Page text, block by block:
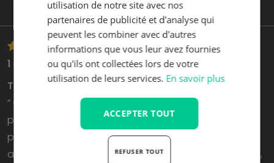
1 avril 2026
Tout s'est bien passé
“ C'était ma première commande et tout s'est bien
passé, de la demande à la livraison (rapide), en
passant par les conseils et le devis. Même le siège
alternatif, moins cher, était facile à monter soi-même,
utilisation de notre site avec nos
partenaires de publicité et d'analyse qui
peuvent les combiner avec d'autres
informations que vous leur avez fournies
ou qu'ils ont collectées lors de votre
utilisation de leurs services. En savoir plus
ACCEPTER TOUT
REFUSER TOUT